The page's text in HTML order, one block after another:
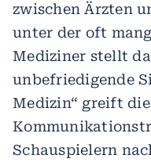
zwischen Ärzten
unter der oft
Mediziner stellt
unbefriedigende
Medizin“ greift
Schauspielern